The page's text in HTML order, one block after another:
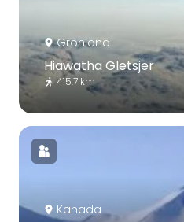
Grönland
Hiawatha Gletsjer
415.7 km
Kanada